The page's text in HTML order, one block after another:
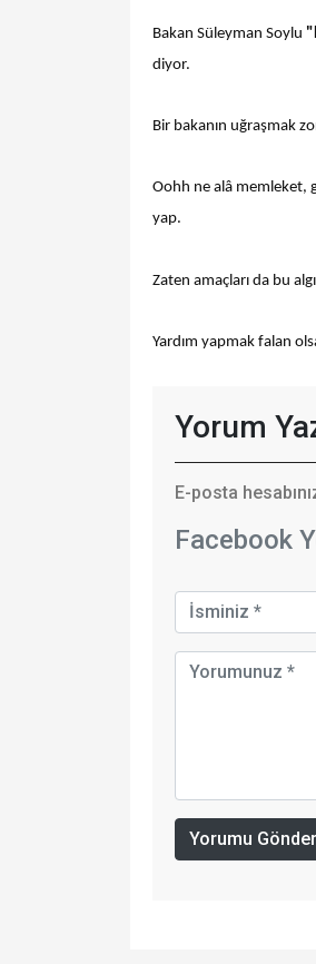
Bakan Süleyman Soylu
diyor.
Bir bakanın uğraşmak
Oohh ne alâ memleket,
yap.
Zaten amaçları da bu
Yardım yapmak falan
Yorum
E-posta
Facebook
Yorumu Gönder